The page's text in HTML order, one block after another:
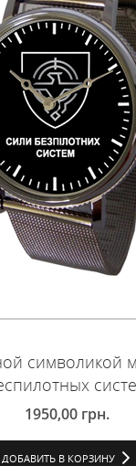
символикой
1950,00 грн.
ДОБАВИТЬ В КОРЗИНУ